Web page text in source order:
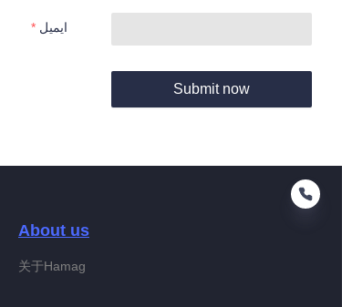
ایمیل
Submit now
About us
关于Hamag